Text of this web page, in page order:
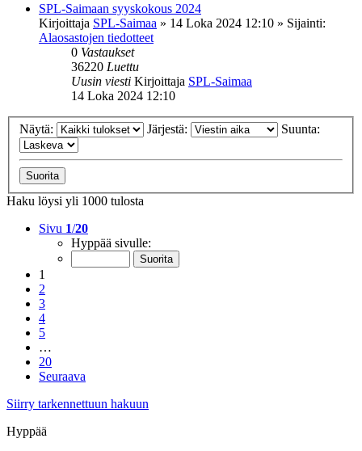
SPL-Saimaan syyskokous 2024
Kirjoittaja SPL-Saimaa » 14 Loka 2024 12:10 » Sijainti:
Alaosastojen tiedotteet
0 Vastaukset
36220 Luettu
Uusin viesti Kirjoittaja SPL-Saimaa
14 Loka 2024 12:10
Näytä: Järjestä: Suunta:
Haku löysi yli 1000 tulosta
Sivu 1/20
Hyppää sivulle:
1
2
3
4
5
…
20
Seuraava
Siirry tarkennettuun hakuun
Hyppää